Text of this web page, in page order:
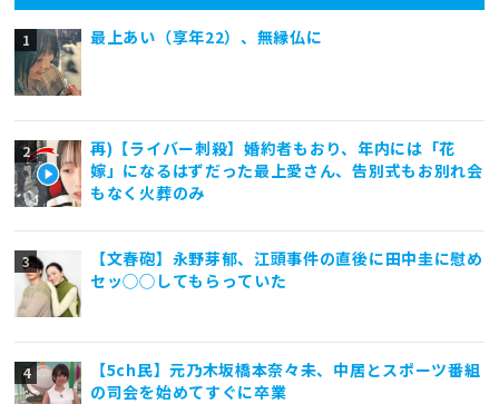
最上あい（享年22）、無縁仏に
再)【ライバー刺殺】婚約者もおり、年内には「花
嫁」になるはずだった最上愛さん、告別式もお別れ会
もなく火葬のみ
【文春砲】永野芽郁、江頭事件の直後に田中圭に慰め
セッ◯◯してもらっていた
【5ch民】元乃木坂橋本奈々未、中居とスポーツ番組
の司会を始めてすぐに卒業